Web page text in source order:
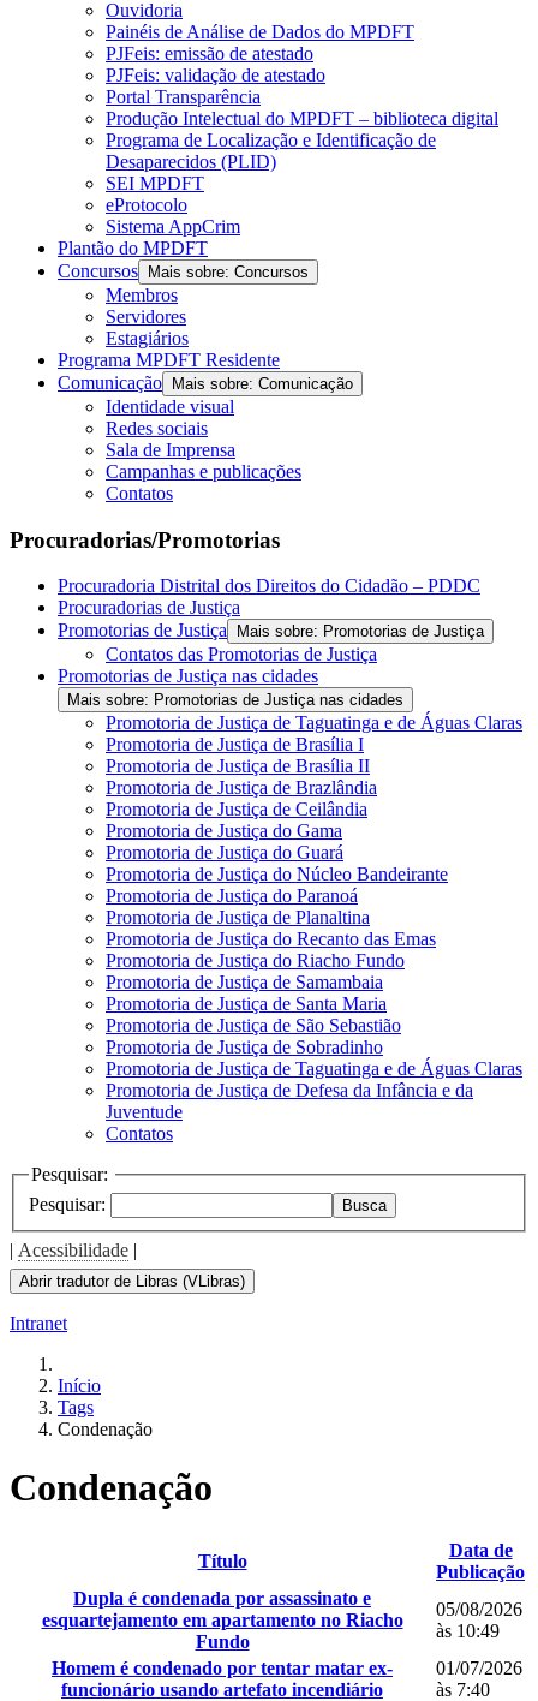
Ouvidoria
Painéis de Análise de Dados do MPDFT
PJFeis: emissão de atestado
PJFeis: validação de atestado
Portal Transparência
Produção Intelectual do MPDFT – biblioteca digital
Programa de Localização e Identificação de
Desaparecidos (PLID)
SEI MPDFT
eProtocolo
Sistema AppCrim
Plantão do MPDFT
Concursos
Mais sobre: Concursos
Membros
Servidores
Estagiários
Programa MPDFT Residente
Comunicação
Mais sobre: Comunicação
Identidade visual
Redes sociais
Sala de Imprensa
Campanhas e publicações
Contatos
Procuradorias/Promotorias
Procuradoria Distrital dos Direitos do Cidadão – PDDC
Procuradorias de Justiça
Promotorias de Justiça
Mais sobre: Promotorias de Justiça
Contatos das Promotorias de Justiça
Promotorias de Justiça nas cidades
Mais sobre: Promotorias de Justiça nas cidades
Promotoria de Justiça de Taguatinga e de Águas Claras
Promotoria de Justiça de Brasília I
Promotoria de Justiça de Brasília II
Promotoria de Justiça de Brazlândia
Promotoria de Justiça de Ceilândia
Promotoria de Justiça do Gama
Promotoria de Justiça do Guará
Promotoria de Justiça do Núcleo Bandeirante
Promotoria de Justiça do Paranoá
Promotoria de Justiça de Planaltina
Promotoria de Justiça do Recanto das Emas
Promotoria de Justiça do Riacho Fundo
Promotoria de Justiça de Samambaia
Promotoria de Justiça de Santa Maria
Promotoria de Justiça de São Sebastião
Promotoria de Justiça de Sobradinho
Promotoria de Justiça de Taguatinga e de Águas Claras
Promotoria de Justiça de Defesa da Infância e da
Juventude
Contatos
Pesquisar:
Pesquisar:
Busca
| Acessibilidade |
Abrir tradutor de Libras (VLibras)
Intranet
Início
Tags
Condenação
Condenação
Título
Data de
Publicação
Dupla é condenada por assassinato e
esquartejamento em apartamento no Riacho
Fundo
05/08/2026
às 10:49
Homem é condenado por tentar matar ex-
funcionário usando artefato incendiário
01/07/2026
às 7:40